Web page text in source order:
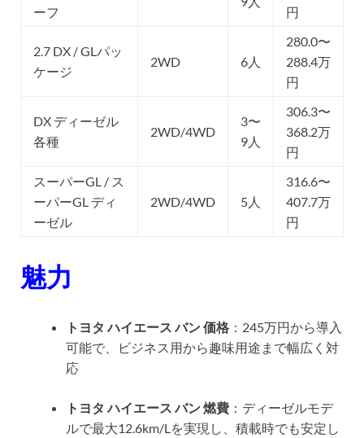
ーフ 円
2.7 DX / GLパッ
ケージ
2WD 6人
280.0〜
288.4万
円
DX ディーゼル
各種
2WD/4WD
3〜
9人
306.3〜
368.2万
円
スーパーGL / ス
ーパーGL ディ
ーゼル
2WD/4WD 5人
316.6〜
407.7万
円
魅力
トヨタ ハイエース バン 価格 ：245万円から導入
可能で、ビジネス用から趣味用途まで幅広く対
応
トヨタ ハイエース バン 燃費 ：ディーゼルモデ
ルで最大12.6km/Lを実現し、積載時でも安定し